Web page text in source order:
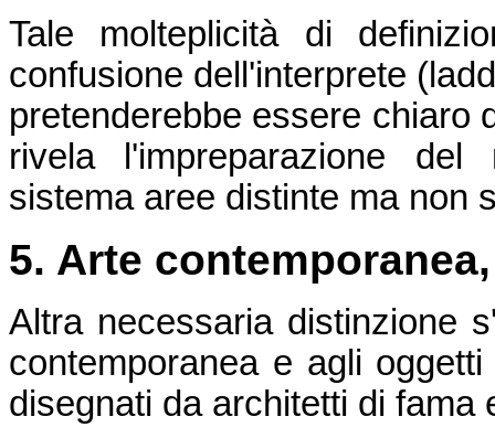
Tale molteplicità di
confusione dell'interprete
pretenderebbe essere chiaro
rivela l'impreparazione
sistema aree distinte ma non
5. Arte
Altra necessaria distinzione
contemporanea e agli
disegnati da architetti di